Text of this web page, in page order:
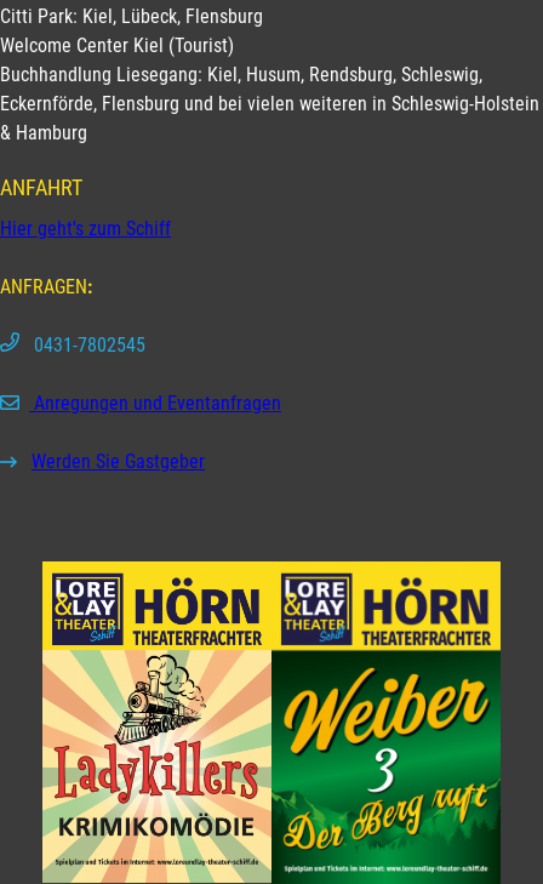
Citti Park: Kiel, Lübeck, Flensburg
Welcome Center Kiel (Tourist)
Buchhandlung Liesegang: Kiel, Husum, Rendsburg, Schleswig,
Eckernförde, Flensburg und bei vielen weiteren in Schleswig-Holstein
& Hamburg
ANFAHRT
Hier geht's zum Schiff
ANFRAGEN:
0431-7802545
Anregungen und Eventanfragen
Werden Sie Gastgeber